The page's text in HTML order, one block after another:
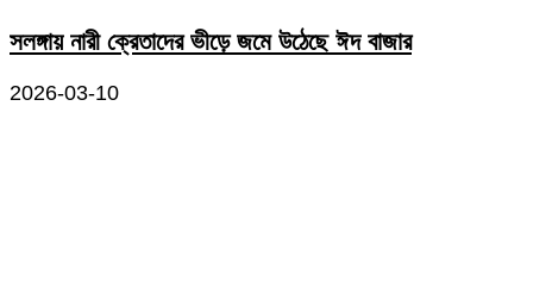
সলঙ্গায় নারী ক্রেতাদের ভীড়ে জমে উঠেছে ঈদ বাজার
2026-03-10